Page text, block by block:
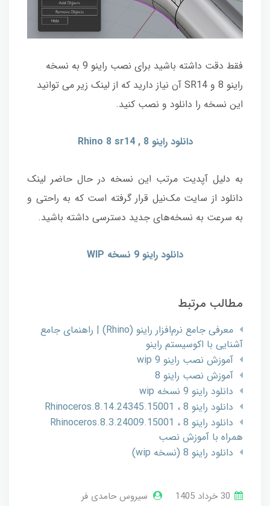
فقط دقت داشته باشید برای نصب راینو 9 به نسخه
راینو 8 و SR14 آن نیاز دارید که از لینک زیر می توانید
این نسخه را دانلود و نصب کنید.
دانلود راینو 8 , Rhino 8 sr14
به دلیل آپدیت مرتب این نسخه در حال حاضر لینک
دانلود از سایت مک‌نیل قرار گرفته است که به راحتی و
به سرعت به نسخه‌های جدید دسترسی داشته باشید.
دانلود راینو 9 نسخه WIP
مطالب مرتبط
معرفی جامع نرم‌افزار راینو (Rhino) | راهنمای جامع
آشنایی با اکوسیستم راینو
آموزش نصب راینو 9 wip
آموزش نصب راینو 8
دانلود راینو 9 نسخه wip
دانلود راینو 8 ، Rhinoceros.8.14.24345.15001
دانلود راینو 8 ، Rhinoceros.8.3.24009.15001
همراه با آموزش نصب
دانلود راینو 8 (نسخه wip)
سیروس حامدی فر